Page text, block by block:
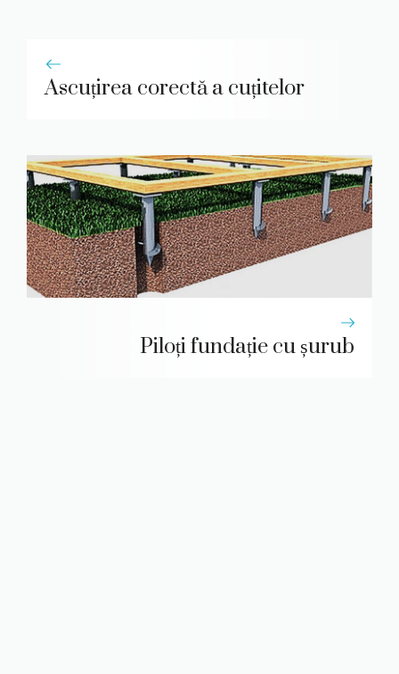
Ascuțirea corectă a cuțitelor
Piloți fundație cu șurub